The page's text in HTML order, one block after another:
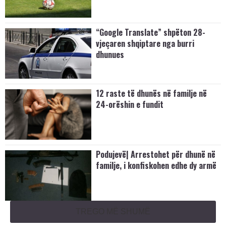
“Google Translate” shpëton 28-
vjeçaren shqiptare nga burri
dhunues
12 raste të dhunës në familje në
24-orëshin e fundit
Podujevë| Arrestohet për dhunë në
familje, i konfiskohen edhe dy armë